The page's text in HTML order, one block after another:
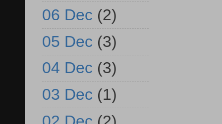
06 Dec (2)
05 Dec (3)
04 Dec (3)
03 Dec (1)